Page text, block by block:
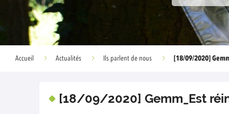
Accueil Actualités Ils parlent de nous [18/09/2020]
[18/09/2020] Gemm_Est